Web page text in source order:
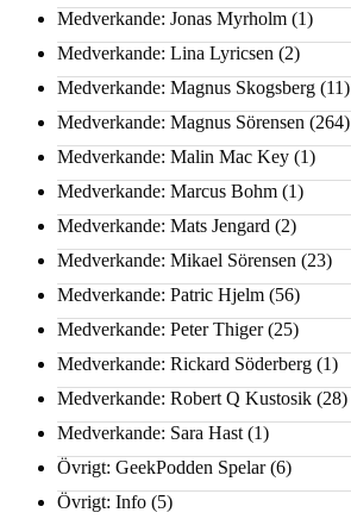
Medverkande: Jonas Myrholm (1)
Medverkande: Lina Lyricsen (2)
Medverkande: Magnus Skogsberg (11)
Medverkande: Magnus Sörensen (264)
Medverkande: Malin Mac Key (1)
Medverkande: Marcus Bohm (1)
Medverkande: Mats Jengard (2)
Medverkande: Mikael Sörensen (23)
Medverkande: Patric Hjelm (56)
Medverkande: Peter Thiger(25)
Medverkande: Rickard Söderberg (1)
Medverkande: Robert Q Kustosik (28)
Medverkande: Sara Hast (1)
Övrigt: GeekPodden Spelar(6)
Övrigt: Info (5)